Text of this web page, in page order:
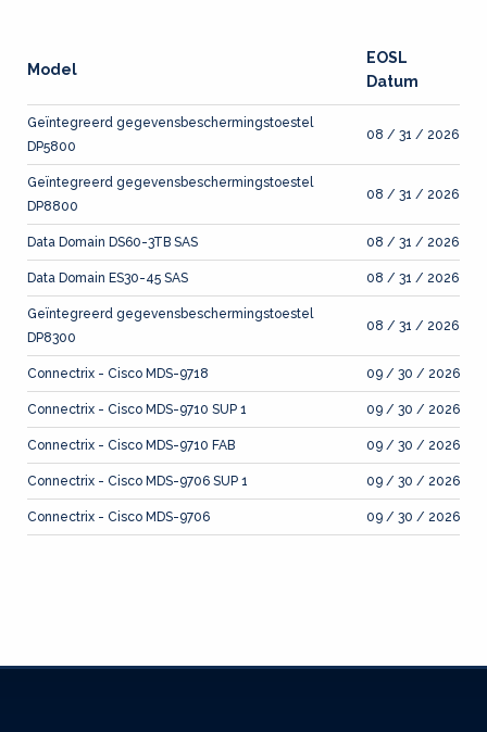
Model
EOSL
Datum
Geïntegreerd gegevensbeschermingstoestel
DP5800
08 / 31 / 2026
Geïntegreerd gegevensbeschermingstoestel
DP8800
08 / 31 / 2026
Data Domain DS60-3TB SAS 08 / 31 / 2026
Data Domain ES30-45 SAS 08 / 31 / 2026
Geïntegreerd gegevensbeschermingstoestel
DP8300
08 / 31 / 2026
Connectrix - Cisco MDS-9718 09 / 30 / 2026
Connectrix - Cisco MDS-9710 SUP 1 09 / 30 / 2026
Connectrix - Cisco MDS-9710 FAB 09 / 30 / 2026
Connectrix - Cisco MDS-9706 SUP 1 09 / 30 / 2026
Connectrix - Cisco MDS-9706 09 / 30 / 2026